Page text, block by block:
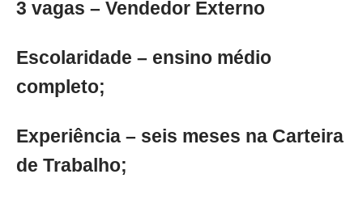
3 vagas – Vendedor Externo
Escolaridade – ensino médio
completo;
Experiência – seis meses na Carteira
de Trabalho;